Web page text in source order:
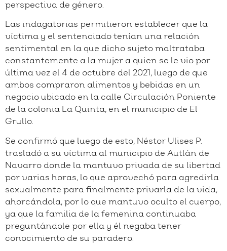
perspectiva de género.
Las indagatorias permitieron establecer que la
víctima y el sentenciado tenían una relación
sentimental en la que dicho sujeto maltrataba
constantemente a la mujer a quien se le vio por
última vez el 4 de octubre del 2021, luego de que
ambos compraron alimentos y bebidas en un
negocio ubicado en la calle Circulación Poniente
de la colonia La Quinta, en el municipio de El
Grullo.
Se confirmó que luego de esto, Néstor Ulises P.
trasladó a su víctima al municipio de Autlán de
Navarro donde la mantuvo privada de su libertad
por varias horas, lo que aprovechó para agredirla
sexualmente para finalmente privarla de la vida,
ahorcándola, por lo que mantuvo oculto el cuerpo,
ya que la familia de la femenina continuaba
preguntándole por ella y él negaba tener
conocimiento de su paradero.